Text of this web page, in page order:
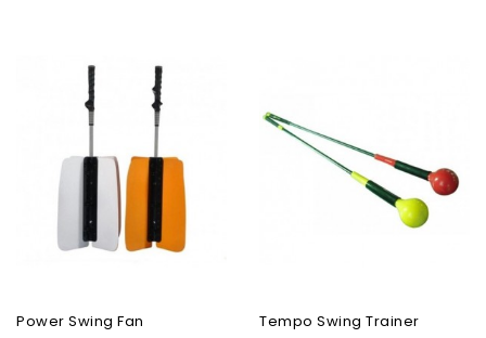
Power Swing Fan Tempo Swing Trainer